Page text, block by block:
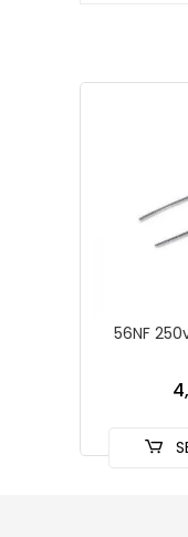
56NF